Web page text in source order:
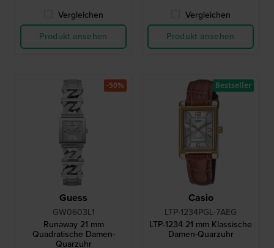
Vergleichen
Produkt ansehen
Vergleichen
Produkt ansehen
Guess
GW0603L1
Runaway 21 mm
Quadratische Damen-
Quarzuhr
-50%
Casio
LTP-1234PGL-7AEG
LTP-1234 21 mm Klassische
Damen-Quarzuhr
Bestseller